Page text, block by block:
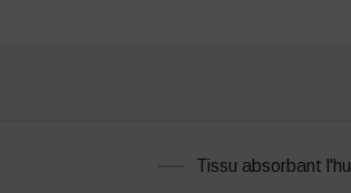
Tissu absorbant